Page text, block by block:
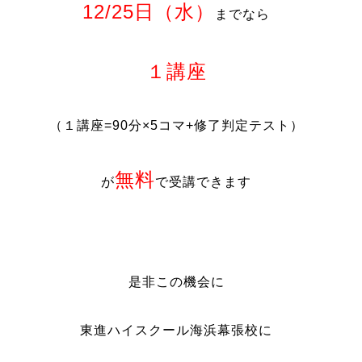
12/25日（水） までなら
１講座
（１講座=90分×5コマ+修了判定テスト）
が無料で受講できます
是非この機会に
東進ハイスクール海浜幕張校に